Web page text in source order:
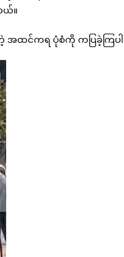
ယ်။
အထင်ကရ ပုံစံကို ကပြခဲ့ကြပ